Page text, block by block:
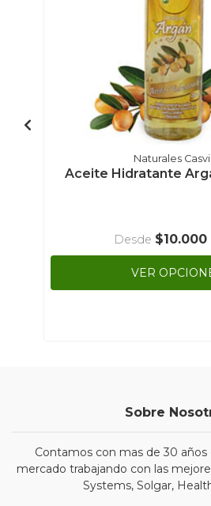
Naturales
Aceite Hidratante
Desde $10.000
VER
Sobre
Contamos con mas de 30 años
mercado trabajando con las
Systems, Solgar,